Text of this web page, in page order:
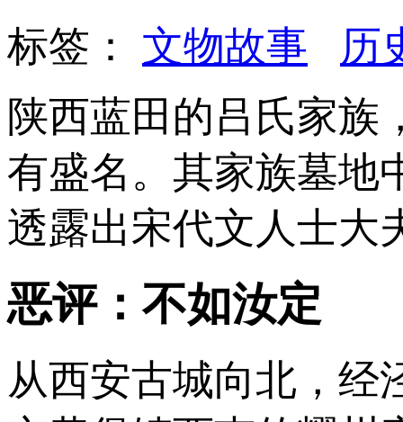
标签： 文物故事
历
陕西蓝田的吕氏家族
有盛名。其家族墓地
透露出宋代文人士大
恶评：不如汝定
从西安古城向北，经